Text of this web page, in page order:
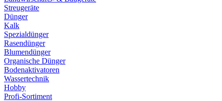
Streugeräte
Dünger
Kalk
Spezialdünger
Rasendünger
Blumendünger
Organische Dünger
Bodenaktivatoren
Wassertechnik
Hobby
Profi-Sortiment